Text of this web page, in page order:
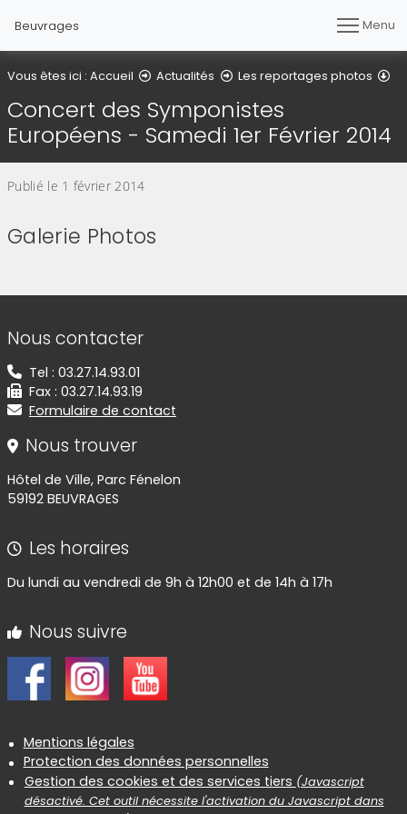
Beuvrages Menu
Vous êtes ici : Accueil Actualités Les reportages photos
Concert des Symponistes
Européens - Samedi 1er Février 2014
Publié le 1 février 2014
Galerie Photos
Informations de contact
Nous contacter
Tel : 03.27.14.93.01
Fax : 03.27.14.93.19
Formulaire de contact
Nous trouver
Hôtel de Ville, Parc Fénelon
59192 BEUVRAGES
Les horaires
Du lundi au vendredi de 9h à 12h00 et de 14h à 17h
Nous suivre
Informations réglementaires
Mentions légales
Protection des données personnelles
Gestion des cookies et des services tiers (Javascript
désactivé. Cet outil nécessite l'activation du Javascript dans